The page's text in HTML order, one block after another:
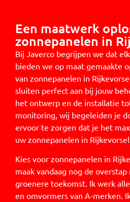
Een maatwerk
zonnepanelen in
Bij Javerco begrijpen we dat
bieden we op maat gemaakte
van zonnepanelen in
sluiten perfect aan bij jouw
het ontwerp en de installatie
monitoring, wij begeleiden je
ervoor te zorgen dat je het
uw zonnepanelen in Rijkevorsel
Kies voor zonnepanelen in
maak vandaag nog de overstap
groenere toekomst. Ik werk
en omvormers van A-merken.